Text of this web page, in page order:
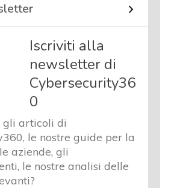
Iscriviti alla
newsletter di
Cybersecurity36
0
gli articoli di
le nostre guide per la
aziende, gli
le nostre analisi delle